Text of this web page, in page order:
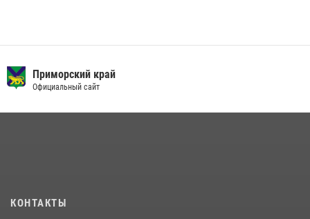
действия постояльца гостиницы
16 июля 2026, 01:13
Приморский край
Официальный сайт
КОНТАКТЫ